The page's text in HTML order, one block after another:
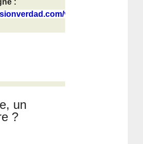
venezuela/...
un
?